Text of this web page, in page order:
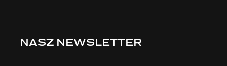
NASZ NEWSLETTER